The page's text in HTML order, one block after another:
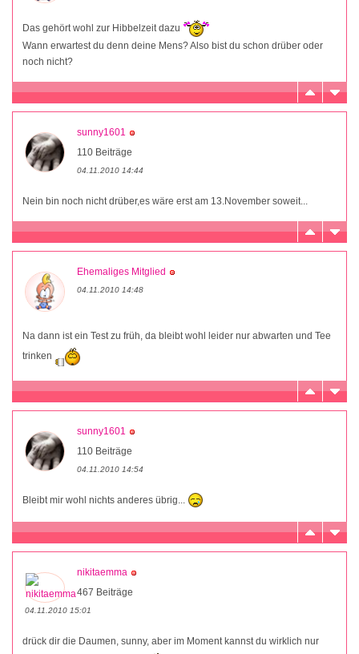
Das gehört wohl zur Hibbelzeit dazu
Wann erwartest du denn deine Mens? Also bist du schon drüber oder
noch nicht?
sunny1601
110 Beiträge
04.11.2010 14:44
Nein bin noch nicht drüber,es wäre erst am 13.November soweit...
Ehemaliges Mitglied
04.11.2010 14:48
Na dann ist ein Test zu früh, da bleibt wohl leider nur abwarten und Tee
trinken
sunny1601
110 Beiträge
04.11.2010 14:54
Bleibt mir wohl nichts anderes übrig...
nikitaemma
467 Beiträge
04.11.2010 15:01
drück dir die Daumen, sunny, aber im Moment kannst du wirklich nur